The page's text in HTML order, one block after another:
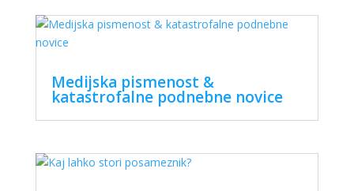
Medijska pismenost &
katastrofalne podnebne novice